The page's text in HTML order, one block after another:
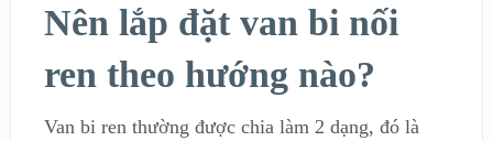
Nên lắp đặt van bi nối
ren theo hướng nào?
Van bi ren thường được chia làm 2 dạng, đó là